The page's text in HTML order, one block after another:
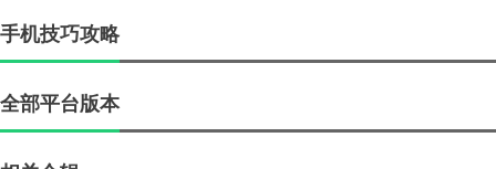
手机技巧攻略
全部平台版本